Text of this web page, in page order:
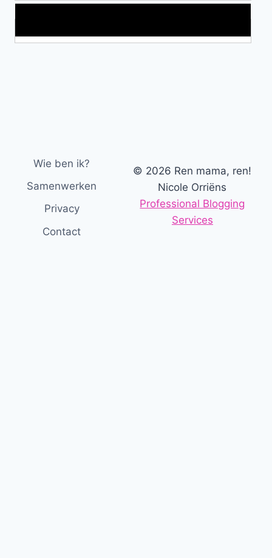
Wie ben ik?
Samenwerken
Privacy
Contact
© 2026 Ren mama, ren!
Nicole Orriëns
Professional Blogging
Services